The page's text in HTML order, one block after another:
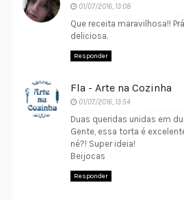
01/07/2016, 13:08
Que receita maravilhosa!!
deliciosa.
Responder
Fla - Arte na Cozinha
01/07/2016, 13:54
Duas queridas unidas em
Gente, essa torta é
né?! Super ideia!
Beijocas
Responder